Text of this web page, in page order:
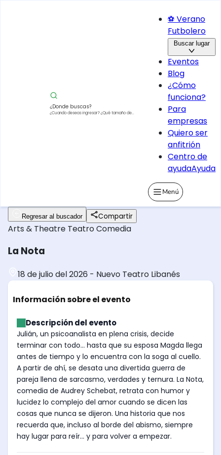
¿Donde buscas?
¿Cuando deseas ingresar?¿Qué tamaño de
⚽ Verano
Futbolero
Buscar lugar
Eventos
Blog
¿Cómo
funciona?
Para
empresas
Quiero ser
anfitrión
Centro de
ayudaAyuda
Menú
Regresar al buscador Compartir
Arts & Theatre TeatroComedia
La Nota
18 de julio del 2026 - Nuevo Teatro Libanés
Información sobre el evento
Descripción del evento
Julián, un psicoanalista en plena crisis, decide
terminar con todo... hasta que su esposa Magda llega
antes de tiempo y lo encuentra con la soga al cuello.
A partir de ahí, se desata una divertida guerra de
pareja llena de sarcasmo, verdades y ternura. La Nota,
comedia de Audrey Schebat, retrata con humor y
lucidez lo complejo del amor cuando se dicen las
cosas que nunca se dijeron. Una historia que nos
recuerda que, incluso al borde del abismo, siempre
hay lugar para reír... y para volver a empezar.